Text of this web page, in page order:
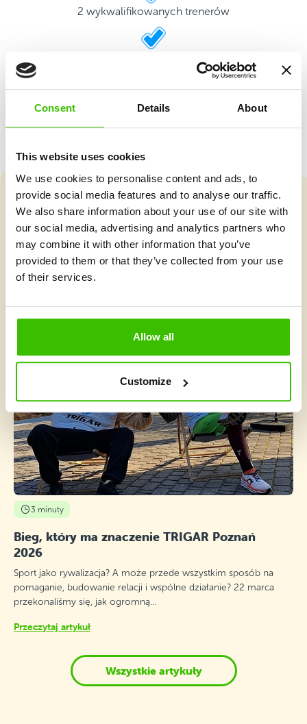
Consent Details About
This website uses cookies
We use cookies to personalise content and ads, to
provide social media features and to analyse our traffic.
We also share information about your use of our site with
our social media, advertising and analytics partners who
may combine it with other information that you’ve
provided to them or that they’ve collected from your use
of their services.
Allow all
Customize
2 wykwalifikowanych trenerów
Wybierz kurs
Co nowego w Gymnathlonie?
3 minuty
Bieg, który ma znaczenie TRIGAR Poznań
2026
Sport jako rywalizacja? A może przede wszystkim sposób na
pomaganie, budowanie relacji i wspólne działanie? 22 marca
przekonaliśmy się, jak ogromną…
Przeczytaj artykuł
Wszystkie artykuły